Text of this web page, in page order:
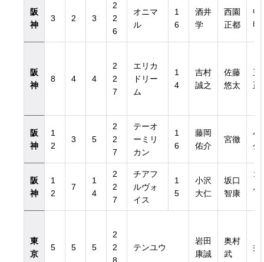
阪
神
3 2 3
2
2
6
オニマ
ル
1
6
酒井
学
西園
正都
中
明
阪
神
8 4 4
2
2
7
エリカ
ドリー
ム
1
4
吉村
誠之
佐藤
悠太
三
正
阪
神
1
2
3 5
2
2
7
テーオ
ーミリ
カン
1
6
藤岡
佑介
宮徹
小
公
阪
神
1
2
7
1
4
2
2
7
チアフ
ルヴォ
イス
1
5
小沢
大仁
坂口
智康
ゴ
ル
東
京
5 5 5
2
2
テンユウ
岩田
康誠
奥村
武
井